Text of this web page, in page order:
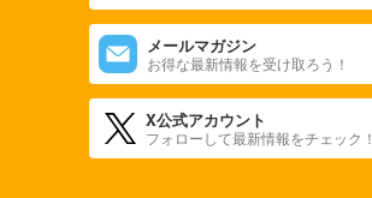
メールマガジン
お得な最新情報を受け取ろう！
X公式アカウント
フォローして最新情報をチェック！